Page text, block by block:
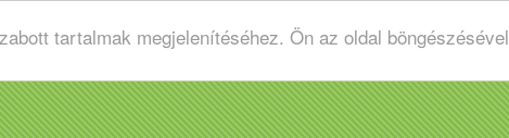
tartalmak megjelenítéséhez. Ön az oldal böngészésével